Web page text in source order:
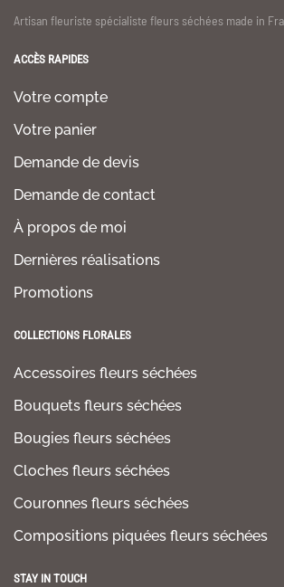
Artisan fleuriste spécialiste fleurs séchées made in
ACCÈS RAPIDES
Votre compte
Votre panier
Demande de devis
Demande de contact
À propos de moi
Dernières réalisations
Promotions
COLLECTIONS FLORALES
Accessoires fleurs séchées
Bouquets fleurs séchées
Bougies fleurs séchées
Cloches fleurs séchées
Couronnes fleurs séchées
Compositions piquées fleurs séchées
STAY IN TOUCH